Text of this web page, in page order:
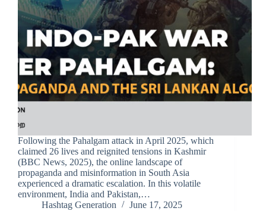
Following the Pahalgam attack in April 2025, which
claimed 26 lives and reignited tensions in Kashmir
(BBC News, 2025), the online landscape of
propaganda and misinformation in South Asia
experienced a dramatic escalation. In this volatile
environment, India and Pakistan,…
Hashtag Generation
June 17, 2025